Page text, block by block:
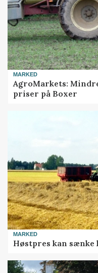
MARKED
AgroMarkets:
priser på Boxer
MARKED
Høstpres kan